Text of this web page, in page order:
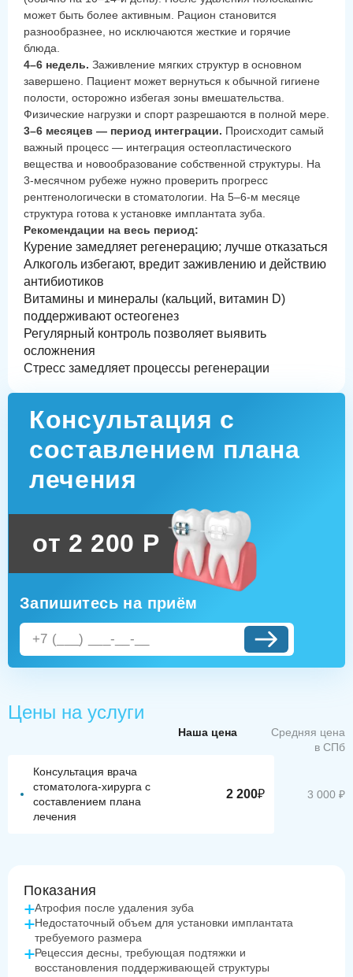
может быть более активным. Рацион становится
разнообразнее, но исключаются жесткие и горячие
блюда.
4–6 недель. Заживление мягких структур в основном
завершено. Пациент может вернуться к обычной гигиене
полости, осторожно избегая зоны вмешательства.
Физические нагрузки и спорт разрешаются в полной мере.
3–6 месяцев — период интеграции. Происходит самый
важный процесс — интеграция остеопластического
вещества и новообразование собственной структуры. На
3-месячном рубеже нужно проверить прогресс
рентгенологически в стоматологии. На 5–6-м месяце
структура готова к установке имплантата зуба.
Рекомендации на весь период:
Курение замедляет регенерацию; лучше отказаться
Алкоголь избегают, вредит заживлению и действию
антибиотиков
Витамины и минералы (кальций, витамин D)
поддерживают остеогенез
Регулярный контроль позволяет выявить
осложнения
Стресс замедляет процессы регенерации
Консультация с
составлением плана
лечения
от 2 200 Р
Запишитесь на приём
Цены на услуги
Наша цена
Средняя цена
в СПб
Консультация врача
стоматолога-хирурга с
составлением плана
лечения
2 200₽ 3 000 ₽
Показания
Атрофия после удаления зуба
Недостаточный объем для установки имплантата
требуемого размера
Рецессия десны, требующая подтяжки и
восстановления поддерживающей структуры